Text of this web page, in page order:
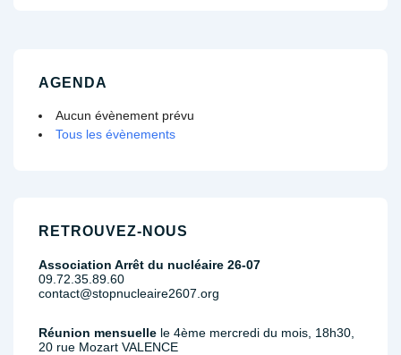
AGENDA
Aucun évènement prévu
Tous les évènements
RETROUVEZ-NOUS
Association Arrêt du nucléaire 26-07
09.72.35.89.60
contact@stopnucleaire2607.org
Réunion mensuelle le 4ème mercredi du mois, 18h30,
20 rue Mozart VALENCE